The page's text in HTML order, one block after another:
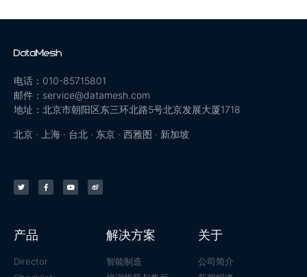
电话：010-85715801
邮件：service@datamesh.com
地址：北京市朝阳区东三环北路5号北京发展大厦1718
北京 · 上海 · 台北 · 东京 · 西雅图 · 新加坡
产品
Director
解决方案
智能制造
关于
公司简介